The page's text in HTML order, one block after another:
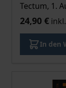
Tectum, 1.
24,90 €
In den